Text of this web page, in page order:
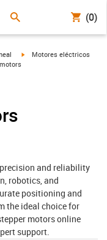
(0)
igus-icon-arrow-right
Motores eléctricos
and reliability
robotics, and
positioning and
the ideal choice for
motors online
support.